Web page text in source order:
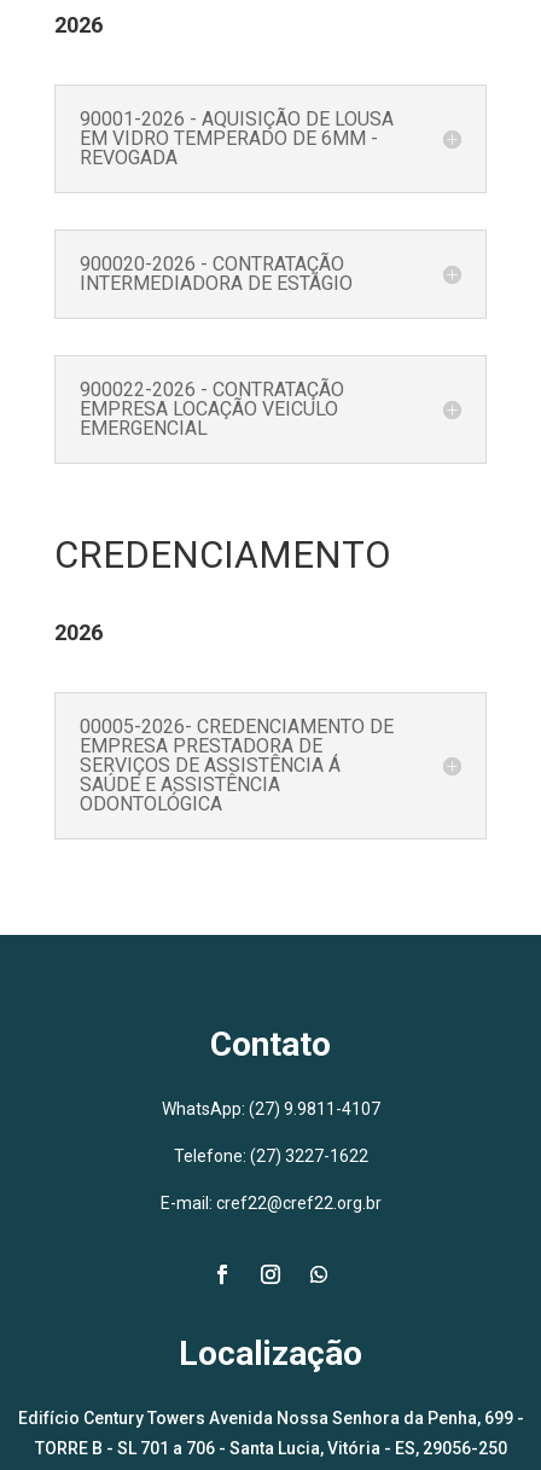
2026
90001-2026 - AQUISIÇÃO DE LOUSA
EM VIDRO TEMPERADO DE 6MM -
REVOGADA
900020-2026 - CONTRATAÇÃO
INTERMEDIADORA DE ESTÁGIO
900022-2026 - CONTRATAÇÃO
EMPRESA LOCAÇÃO VEICULO
EMERGENCIAL
CREDENCIAMENTO
2026
00005-2026- CREDENCIAMENTO DE
EMPRESA PRESTADORA DE
SERVIÇOS DE ASSISTÊNCIA Á
SAÚDE E ASSISTÊNCIA
ODONTOLÓGICA
Contato
WhatsApp: (27) 9.9811-4107
Telefone: (27) 3227-1622
E-mail: cref22@cref22.org.br
Localização
Edifício Century Towers Avenida Nossa Senhora da Penha, 699 -
TORRE B - SL 701 a 706 - Santa Lucia, Vitória - ES, 29056-250